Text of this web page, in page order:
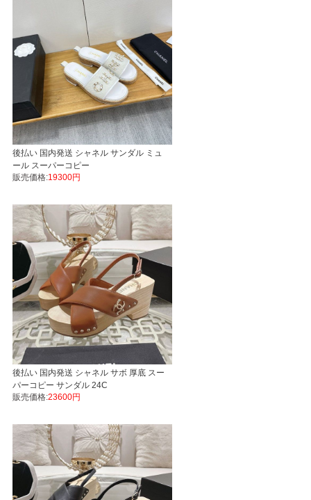
後払い 国内発送 シャネル サンダル ミュ
ール スーパーコピー
販売価格:19300円
後払い 国内発送 シャネル サボ 厚底 スー
パーコピー サンダル 24C
販売価格:23600円